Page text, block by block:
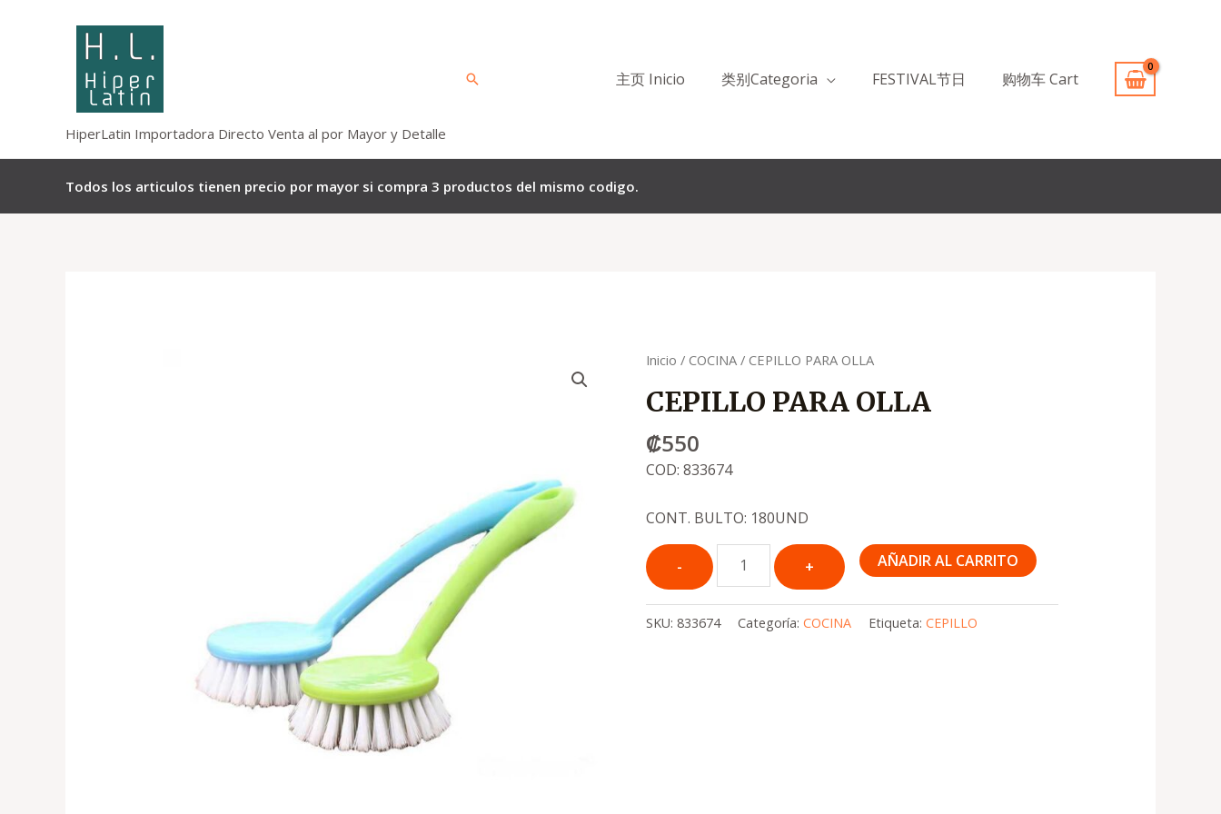
HiperLatin Importadora Directo Venta al por Mayor y Detalle
Buscar 主页 Inicio 类别Categoria FESTIVAL节日 购物车 Cart
Todos los articulos tienen precio por mayor si compra 3 productos del mismo codigo.
Inicio / COCINA / CEPILLO PARA OLLA
CEPILLO PARA OLLA
₡550
COD: 833674
CONT. BULTO: 180UND
Quantity
AÑADIR AL CARRITO
SKU:833674 Categoría:COCINA Etiqueta:CEPILLO